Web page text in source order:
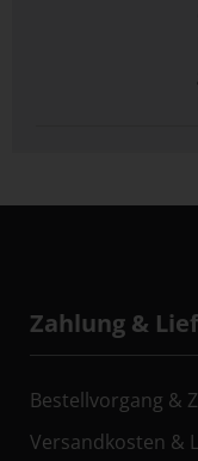
Zahlung &
Bestellvorgang &
Versandkosten &